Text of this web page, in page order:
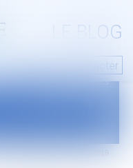
LE BLOG
Nous contacter
Mentions légales